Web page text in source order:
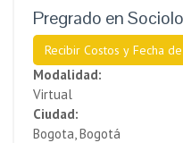
Pregrado en
Recibir Costos y Fecha
Modalidad:
Virtual
Ciudad:
Bogota, Bogotá